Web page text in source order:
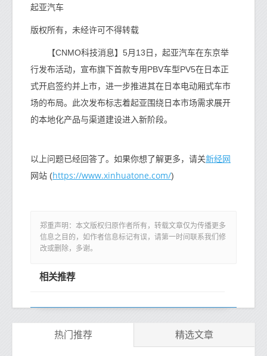
起亚汽车
版权所有，未经许可不得转载
【CNMO科技消息】5月13日，起亚汽车在东京举
行发布活动，宣布旗下首款专用PBV车型PV5在日本正
式开启签约并上市，进一步推进其在日本电动厢式车市
场的布局。此次发布标志着起亚围绕日本市场需求展开
的本地化产品与渠道建设进入新阶段。
以上问题已经回答了。如果你想了解更多，请关新经网
网站 (https://www.xinhuatone.com/)
郑重声明：本文版权归原作者所有，转载文章仅为传播更多
信息之目的，如作者信息标记有误，请第一时间联系我们修
改或删除，多谢。
相关推荐
热门推荐 精选文章